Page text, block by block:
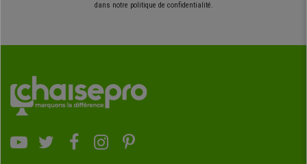
dans notre politique de confidentialité.